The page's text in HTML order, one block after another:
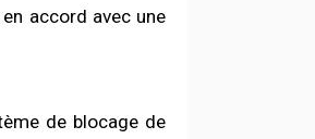
accord avec une
de blocage de